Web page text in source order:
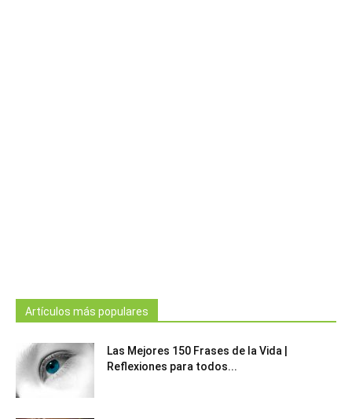
Artículos más populares
Las Mejores 150 Frases de la Vida |
Reflexiones para todos...